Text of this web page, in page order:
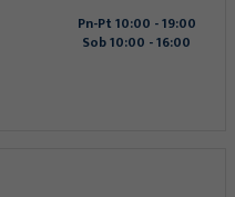
Pn-Pt 10:00 - 19:00
Sob 10:00 - 16:00